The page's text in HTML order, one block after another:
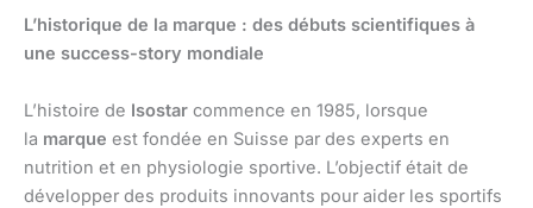
L’historique de la marque : des débuts scientifiques à
une success-story mondiale
L’histoire de Isostar commence en 1985, lorsque
la marque est fondée en Suisse par des experts en
nutrition et en physiologie sportive. L’objectif était de
développer des produits innovants pour aider les sportifs